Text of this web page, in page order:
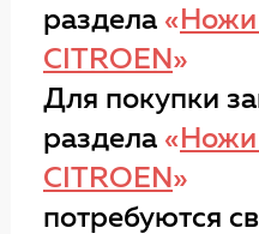
раздела « Ножи
CITROEN »
Для покупки
раздела « Ножи
CITROEN »
потребуются